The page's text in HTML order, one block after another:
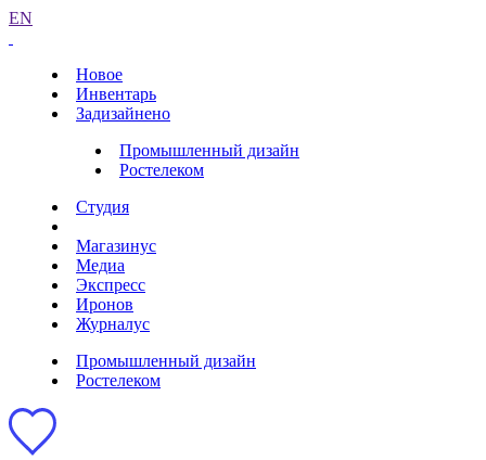
EN
Новое
Инвентарь
Задизайнено
Промышленный дизайн
Ростелеком
Студия
Магазинус
Медиа
Экспресс
Иронов
Журналус
Промышленный дизайн
Ростелеком